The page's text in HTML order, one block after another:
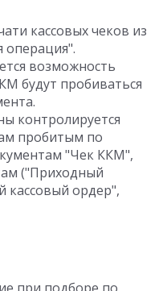
кассовых чеков из
операция".
возможность
будут пробиваться
контролируется
пробитым по
"Чек ККМ",
("Приходный
кассовый ордер",